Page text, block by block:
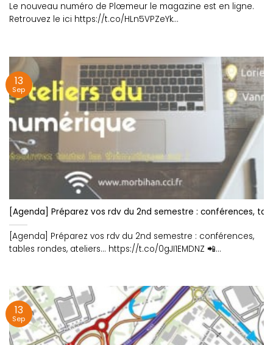
Le nouveau numéro de Plœmeur le magazine est en ligne.
Retrouvez le ici https://t.co/HLn5VPZeYk
[Agenda] Préparez vos rdv du 2nd semestre : conférences,
[Agenda] Préparez vos rdv du 2nd semestre : conférences,
tables rondes, ateliers... https://t.co/0gJI1EMDNZ 📲
13
Sep
13
Sep